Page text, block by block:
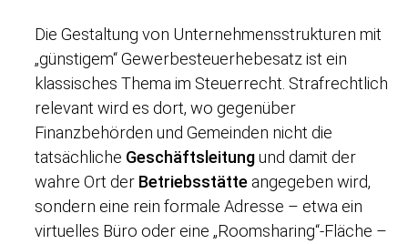
Die Gestaltung von Unternehmensstrukturen mit
„günstigem“ Gewerbesteuerhebesatz ist ein
klassisches Thema im Steuerrecht. Strafrechtlich
relevant wird es dort, wo gegenüber
Finanzbehörden und Gemeinden nicht die
tatsächliche Geschäftsleitungund damit der
wahre Ort der Betriebsstätte angegeben wird,
sondern eine rein formale Adresse – etwa ein
virtuelles Büro oder eine „Roomsharing“-Fläche –